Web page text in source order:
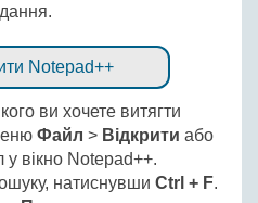
Notepad++
ви хочете витягти
Файл > Відкрити або
вікно Notepad++.
натиснувши Ctrl + F.